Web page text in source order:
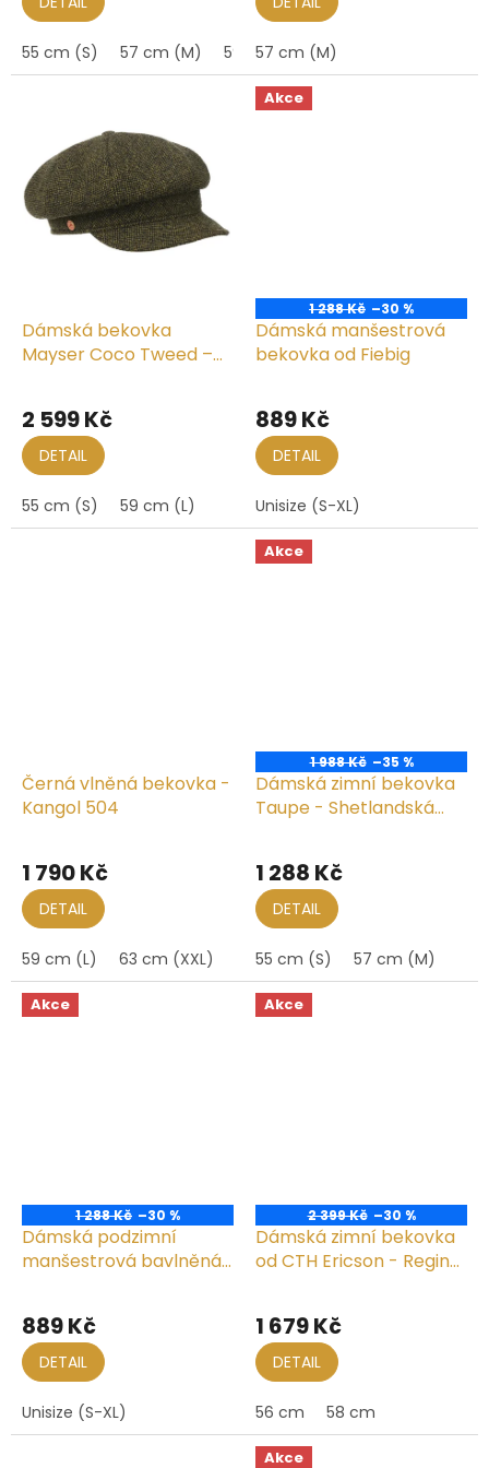
55 cm (S) 57 cm (M) 59 cm (L) 61 cm (XL)
57 cm (M)
Dámská bekovka
Mayser Coco Tweed –
2 599 Kč
DETAIL
55 cm (S) 59 cm (L)
Akce
1 288 Kč –30 %
Dámská manšestrová
bekovka od Fiebig
889 Kč
DETAIL
Unisize (S-XL)
Černá vlněná bekovka -
Kangol 504
1 790 Kč
DETAIL
59 cm (L) 63 cm (XXL)
Akce
1 988 Kč –35 %
Dámská zimní bekovka
Taupe - Shetlandská
1 288 Kč
DETAIL
55 cm (S) 57 cm (M)
Akce
1 288 Kč –30 %
Dámská podzimní
manšestrová bavlněná
889 Kč
DETAIL
Unisize (S-XL)
Akce
2 399 Kč –30 %
Dámská zimní bekovka
od CTH Ericson - Regina
1 679 Kč
DETAIL
56 cm 58 cm
Akce